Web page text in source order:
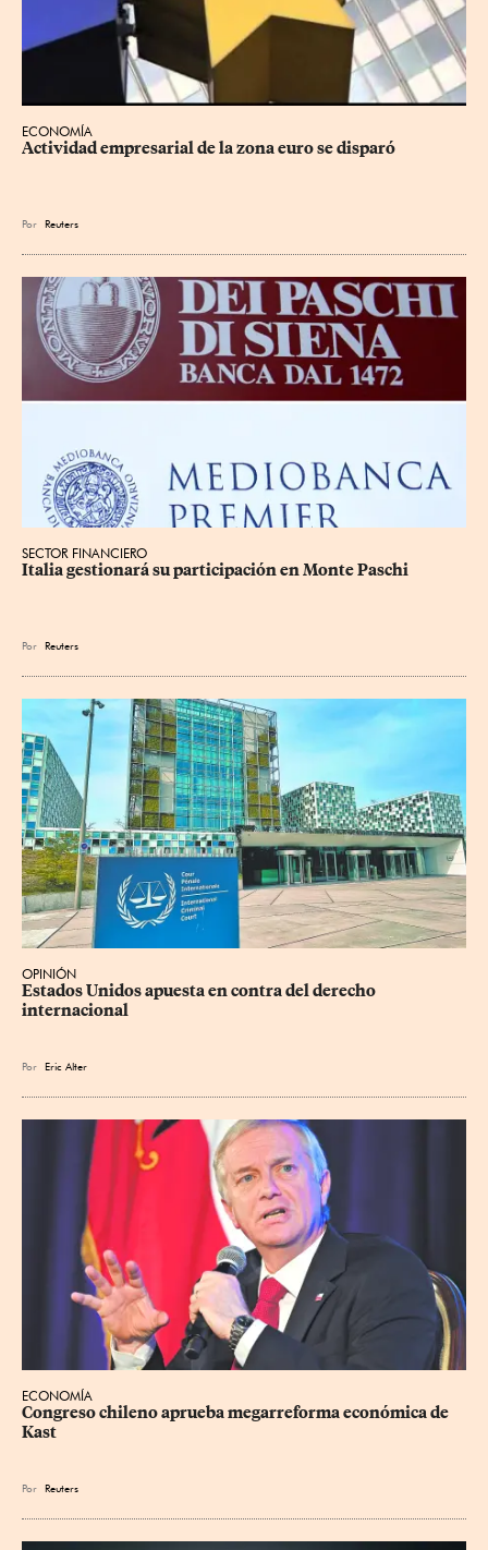
ECONOMÍA
Actividad empresarial de la zona euro se disparó
Por Reuters
SECTOR FINANCIERO
Italia gestionará su participación en Monte Paschi
Por Reuters
OPINIÓN
Estados Unidos apuesta en contra del derecho
internacional
Por Eric Alter
ECONOMÍA
Congreso chileno aprueba megarreforma económica de
Kast
Por Reuters